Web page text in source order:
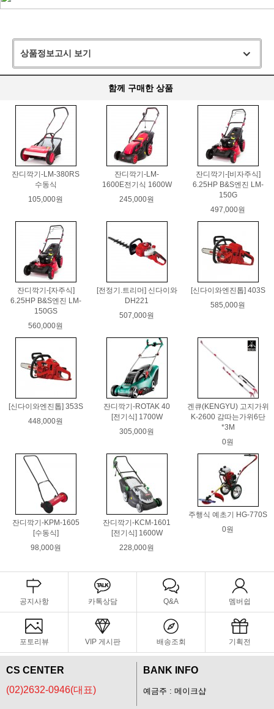
상품정보고시 보기
함께 구매한 상품
잔디깍기-LM-380RS
수동식
105,000원
잔디깍기-LM-
1600E전기식 1600W
245,000원
잔디깍기-[비자주식]
6.25HP B&S엔진 LM-
150G
497,000원
잔디깍기-[자주식]
6.25HP B&S엔진 LM-
150GS
560,000원
[전정기.트리머] 신다이와
DH221
507,000원
[신다이와엔진톱] 403S
585,000원
[신다이와엔진톱] 353S
448,000원
잔디깍기-ROTAK 40
[전기식] 1700W
305,000원
겐큐(KENGYU) 고지가위
K-2600 감따는가위6단
*3M
0원
잔디깍기-KPM-1605
[수동식]
98,000원
잔디깍기-KCM-1601
[전기식] 1600W
228,000원
주행식 예초기 HG-770S
0원
공지사항 카톡상담 Q&A 멤버쉽
포토리뷰 VIP 게시판 배송조회 기획전
CS CENTER
(02)2632-0946(대표)
BANK INFO
예금주 : 메이크샵